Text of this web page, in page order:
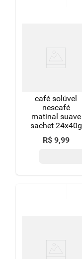
café solúvel
nescafé
matinal suave
sachet 24x40g
R$ 9,99